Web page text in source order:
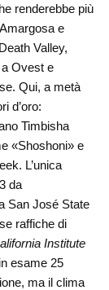
renderebbe più
e
Valley,
Ovest e
Qui, a metà
d’oro:
Timbisha
«Shoshoni» e
L’unica
da
San José State
raffiche di
Institute
esame 25
ma il clima